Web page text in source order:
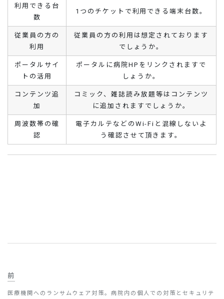
利用できる台
数
1つのチケットで利用できる端末台数。
従業員の方の
利用
従業員の方の利用は想定されております
でしょうか。
ポータルサイ
トの活用
ポータルに病院HPをリンクされますで
しょうか。
コンテンツ追
加
コミック、雑誌読み放題等はコンテンツ
に追加されますでしょうか。
周波数帯の確
認
電子カルテなどのWi-Fiと混線しないよ
う確認させて頂きます。
前
医療機関へのランサムウェア対策。病院内の個人での対策とセキュリテ